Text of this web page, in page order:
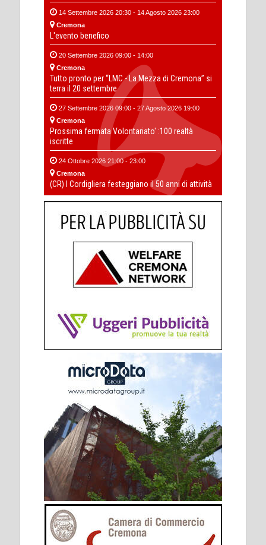
14 Settembre 2026 20:30 - 14 Agosto 2026 23:00
Cremona
L'evento benefico
20 Settembre 2026 09:00 - 14:00
Cremona
Tutto pronto per “LMC - La Mezza di Cremona” si
terra il 20 settembre
27 Settembre 2026 09:00 - 27 Agosto 2026 19:00
Cremona
Prossima fermata Volontariato' :100 realtà
iscritte
24 Ottobre 2026 21:00 - 23:00
Cremona
(CR) I Cordigliera festeggiano il 50 anni di attività